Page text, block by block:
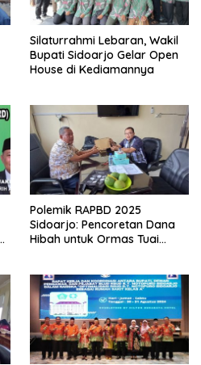
Silaturrahmi Lebaran, Wakil
Bupati Sidoarjo Gelar Open
House di Kediamannya
Polemik RAPBD 2025
Sidoarjo: Pencoretan Dana
Hibah untuk Ormas Tuai